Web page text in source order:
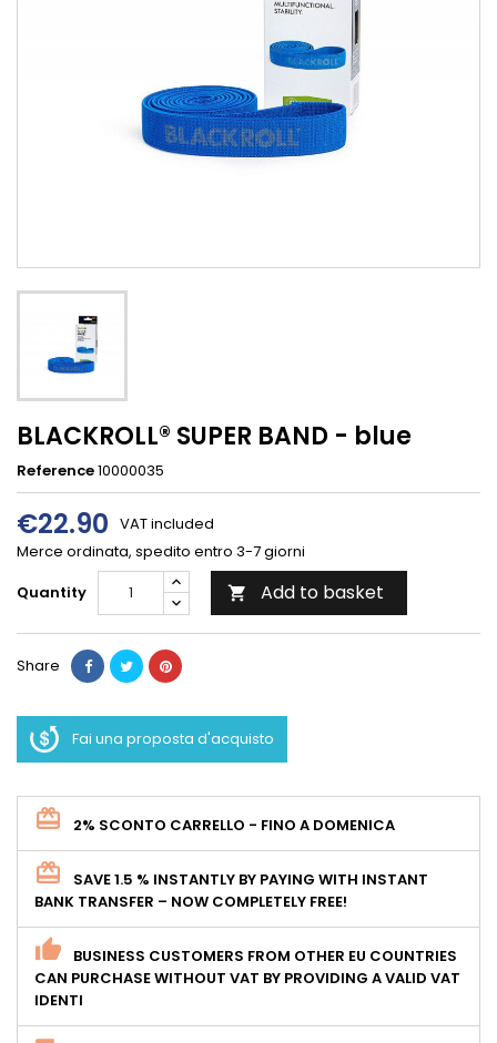
BLACKROLL® SUPER BAND - blue
Reference10000035
€22.90 VAT included
Merce ordinata, spedito entro 3-7 giorni
Quantity
 Add to basket
Share
Fai una proposta d'acquisto
2% SCONTO CARRELLO - FINO A DOMENICA
SAVE 1.5 % INSTANTLY BY PAYING WITH INSTANT
BANK TRANSFER – NOW COMPLETELY FREE!
BUSINESS CUSTOMERS FROM OTHER EU COUNTRIES
CAN PURCHASE WITHOUT VAT BY PROVIDING A VALID VAT
IDENTI